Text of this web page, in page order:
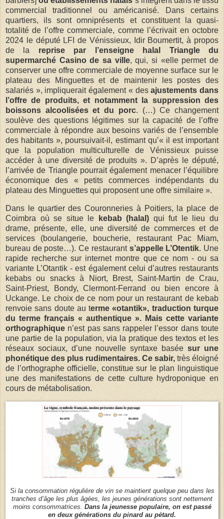
commercial traditionnel ou américanisé. Dans certains
quartiers, ils sont omniprésents et constituent la quasi-
totalité de l’offre commerciale, comme l’écrivait en octobre
2024 le député LFI de Vénissieux, Idir Boumertit, à propos
de la reprise par l’enseigne halal Triangle du
supermarché Casino de sa ville, qui, si «elle permet de
conserver une offre commerciale de moyenne surface sur le
plateau des Minguettes et de maintenir les postes des
salariés », impliquerait également « desajustements dans
l’offre de produits, et notamment la suppression des
boissons alcoolisées et du porc. (…) Ce changement
soulève des questions légitimes sur la capacité de l’offre
commerciale à répondre aux besoins variés de l’ensemble
des habitants », poursuivait-il, estimant qu’« il est important
que la population multiculturelle de Vénissieux puisse
accéder à une diversité de produits ». D’après le député,
l’arrivée de Triangle pourrait également menacer l’équilibre
économique des « petits commerces indépendants du
plateau des Minguettes qui proposent une offre similaire ».
Dans le quartier des Couronneries à Poitiers, la place de
Coimbra où se situe le
kebab (halal) qui fut le lieu du
drame, présente, elle, une diversité de commerces et de
services (boulangerie, boucherie, restaurant Pac Miam,
bureau de poste…). Ce restaurant s’appelle L’Otentik. Une
rapide recherche sur internet montre que ce nom - ou sa
variante L’Otantik - est également celui d’autres restaurants
kebabs ou snacks à Niort, Brest, Saint-Martin de Crau,
Saint-Priest, Bondy, Clermont-Ferrand ou bien encore à
Uckange. Le choix de ce nom pour un restaurant de kebab
renvoie sans doute au terme «otantik», traduction turque
du terme français « authentique ». Mais cette variante
orthographique n’est pas sans rappeler l’essor dans toute
une partie de la population, via la pratique des textos et les
réseaux sociaux, d’une nouvelle syntaxe basée sur une
phonétique des plus rudimentaires. Ce sabir, très éloigné
de l’orthographe officielle, constitue sur le plan linguistique
une des manifestations de cette culture hydroponique en
cours de métabolisation.
Si la consommation régulière de vin se maintient quelque peu dans les
tranches d’âge les plus âgées, les jeunes générations sont nettement
moins consommatrices. Dans la jeunesse populaire, on est passé
en deux générations du pinard au pétard.